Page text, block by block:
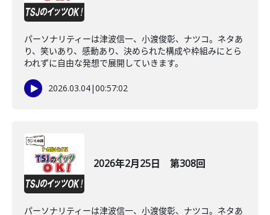
パーソナリティーは津波信一、小渡俊彰、ナツコ。ネタあ
り、笑いあり、感動あり、決められた構成や枠組みにとら
われずに自由な発想で展開していきます。
2026.03.04|00:57:02
2026年2月25日 第308回
パーソナリティーは津波信一、小渡俊彰、ナツコ。ネタあ